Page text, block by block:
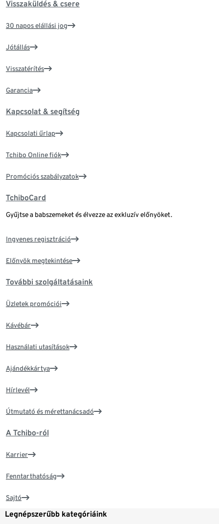
Visszaküldés & csere
30 napos elállási jog
Jótállás
Visszatérítés
Garancia
Kapcsolat & segítség
Kapcsolati űrlap
Tchibo Online fiók
Promóciós szabályzatok
TchiboCard
Gyűjtse a babszemeket és élvezze az exkluzív előnyöket.
Ingyenes regisztráció
Előnyök megtekintése
További szolgáltatásaink
Üzletek promóciói
Kávébár
Használati utasítások
Ajándékkártya
Hírlevél
Útmutató és mérettanácsadó
A Tchibo-ról
Karrier
Fenntarthatóság
Sajtó
Legnépszerűbb kategóriáink